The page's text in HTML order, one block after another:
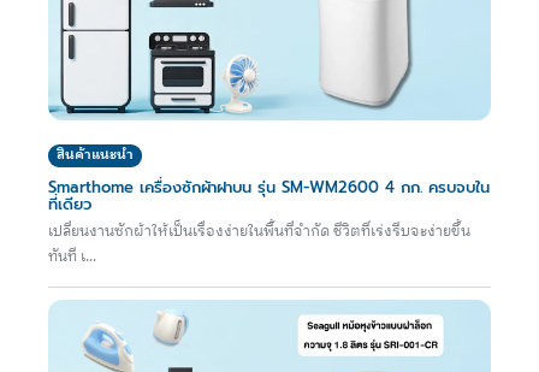
สินค้าแนะนำ
Smarthome เครื่องซักผ้าฝาบน รุ่น SM-WM2600 4 กก. ครบจบใน
ที่เดียว
เปลี่ยนงานซักผ้าให้เป็นเรื่องง่ายในพื้นที่จำกัด ชีวิตที่เร่งรีบจะง่ายขึ้น
ทันที เ...